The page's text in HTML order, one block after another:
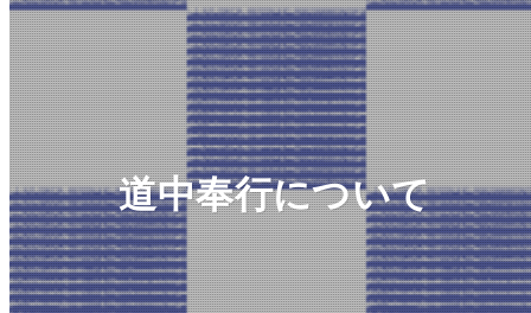
道中奉行について